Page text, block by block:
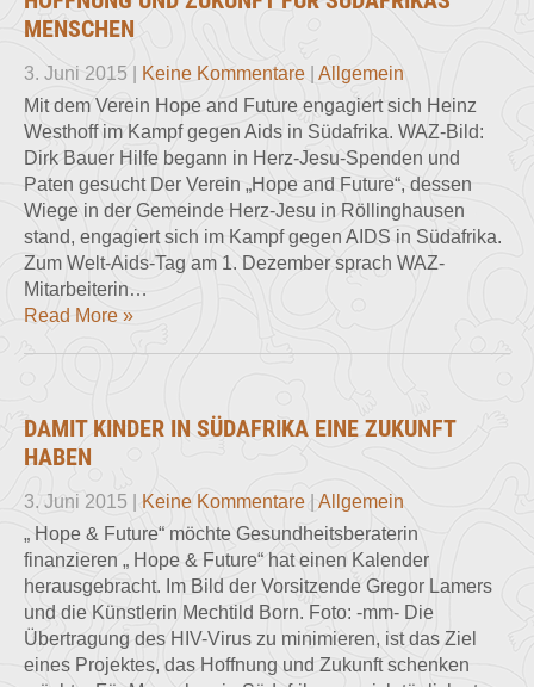
MENSCHEN
3. Juni 2015 Keine Kommentare
Allgemein
Mit dem Verein Hope and Future engagiert sich Heinz
Westhoff im Kampf gegen Aids in Südafrika. WAZ-Bild:
Dirk Bauer Hilfe begann in Herz-Jesu-Spenden und
Paten gesucht Der Verein „Hope and Future“, dessen
Wiege in der Gemeinde Herz-Jesu in Röllinghausen
stand, engagiert sich im Kampf gegen AIDS in Südafrika.
Zum Welt-Aids-Tag am 1. Dezember sprach WAZ-
Mitarbeiterin…
Read More »
DAMIT KINDER IN SÜDAFRIKA EINE ZUKUNFT
HABEN
3. Juni 2015 Keine Kommentare
Allgemein
„ Hope & Future“ möchte Gesundheitsberaterin
finanzieren „ Hope & Future“ hat einen Kalender
herausgebracht. Im Bild der Vorsitzende Gregor Lamers
und die Künstlerin Mechtild Born. Foto: -mm- Die
Übertragung des HIV-Virus zu minimieren, ist das Ziel
eines Projektes, das Hoffnung und Zukunft schenken